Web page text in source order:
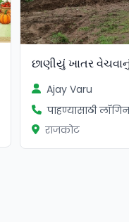
છાણીયું ખાતર
Ajay Varu
पाहण्यासाठी लॉगिन
राजकोट